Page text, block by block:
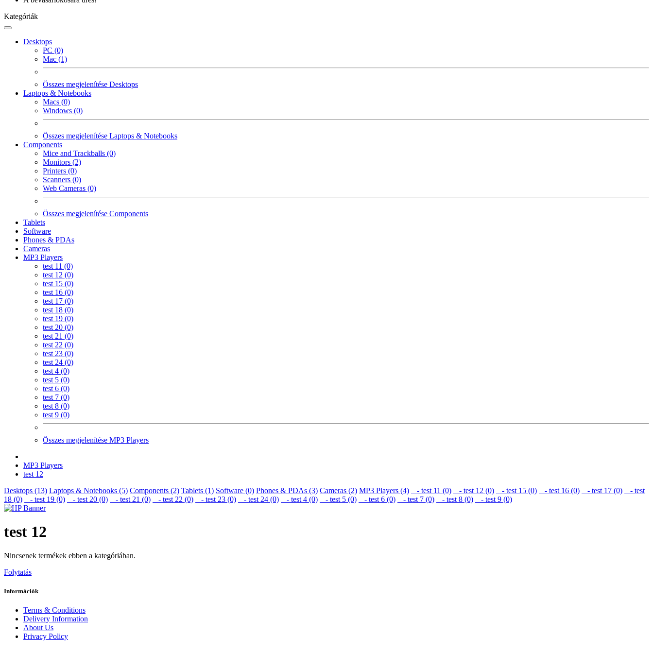
Kategóriák
Desktops
PC (0)
Mac (1)
Összes megjelenítése Desktops
Laptops & Notebooks
Macs (0)
Windows (0)
Összes megjelenítése Laptops & Notebooks
Components
Mice and Trackballs (0)
Monitors (2)
Printers (0)
Scanners (0)
Web Cameras (0)
Összes megjelenítése Components
Tablets
Software
Phones & PDAs
Cameras
MP3 Players
test 11 (0)
test 12 (0)
test 15 (0)
test 16 (0)
test 17 (0)
test 18 (0)
test 19 (0)
test 20 (0)
test 21 (0)
test 22 (0)
test 23 (0)
test 24 (0)
test 4 (0)
test 5 (0)
test 6 (0)
test 7 (0)
test 8 (0)
test 9 (0)
Összes megjelenítése MP3 Players
MP3 Players
test 12
Desktops (13) Laptops & Notebooks (5) Components (2) Tablets (1) Software (0) Phones & PDAs (3) Cameras (2) MP3 Players (4) - test 11 (0) - test 12 (0) - test 15 (0) - test 16 (0) - test 17 (0)
- test
18 (0)
- test 19 (0) - test 20 (0) - test 21 (0) - test 22 (0) - test 23 (0) - test 24 (0) - test 4 (0) - test 5 (0) - test 6 (0) - test 7 (0) - test 8 (0) - test 9 (0)
test 12
Nincsenek termékek ebben a kategóriában.
Folytatás
Információk
Terms & Conditions
Delivery Information
About Us
Privacy Policy